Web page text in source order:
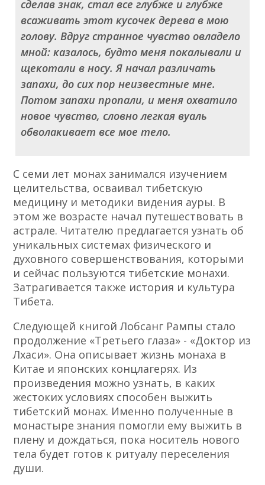
сделав знак, стал все глубже и глубже
всаживать этот кусочек дерева в мою
голову. Вдруг странное чувство овладело
мной: казалось, будто меня покалывали и
щекотали в носу. Я начал различать
запахи, до сих пор неизвестные мне.
Потом запахи пропали, и меня охватило
новое чувство, словно легкая вуаль
обволакивает все мое тело.
С семи лет монах занимался изучением
целительства, осваивал тибетскую
медицину и методики видения ауры. В
этом же возрасте начал путешествовать в
астрале. Читателю предлагается узнать об
уникальных системах физического и
духовного совершенствования, которыми
и сейчас пользуются тибетские монахи.
Затрагивается также история и культура
Тибета.
Следующей книгой Лобсанг Рампы стало
продолжение «Третьего глаза» - «Доктор из
Лхаси». Она описывает жизнь монаха в
Китае и японских концлагерях. Из
произведения можно узнать, в каких
жестоких условиях способен выжить
тибетский монах. Именно полученные в
монастыре знания помогли ему выжить в
плену и дождаться, пока носитель нового
тела будет готов к ритуалу переселения
души.